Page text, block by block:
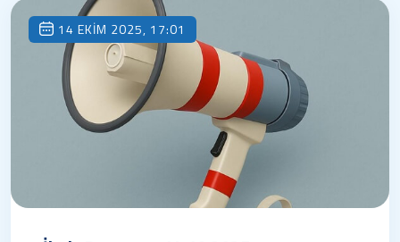
14 EKIM 2025, 17:01